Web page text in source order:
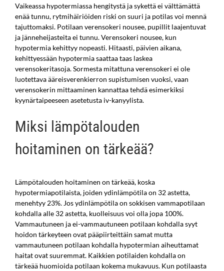
Vaikeassa hypotermiassa hengitystä ja sykettä ei välttämättä
enää tunnu, rytmihäiriöiden riski on suuri ja potilas voi mennä
tajuttomaksi. Potilaan verensokeri nousee, pupillit laajentuvat
ja jänneheijasteita ei tunnu. Verensokeri nousee, kun
hypotermia kehittyy nopeasti. Hitaasti, päivien aikana,
kehittyessään hypotermia saattaa taas laskea
verensokeritasoja. Sormesta mitattuna verensokeri ei ole
luotettava ääreisverenkierron supistumisen vuoksi, vaan
verensokerin mittaaminen kannattaa tehdä esimerkiksi
kyynärtaipeeseen asetetusta iv-kanyylista.
Miksi lämpötalouden
hoitaminen on tärkeää?
Lämpötalouden hoitaminen on tärkeää, koska
hypotermiapotilaista, joiden ydinlämpötila on 32 astetta,
menehtyy 23%. Jos ydinlämpötila on sokkisen vammapotilaan
kohdalla alle 32 astetta, kuolleisuus voi olla jopa 100%.
Vammautuneen ja ei-vammautuneen potilaan kohdalla syyt
hoidon tärkeyteen ovat pääpiirteittäin samat mutta
vammautuneen potilaan kohdalla hypotermian aiheuttamat
haitat ovat suuremmat. Kaikkien potilaiden kohdalla on
tärkeää huomioida potilaan kokema mukavuus. Kun potilaasta